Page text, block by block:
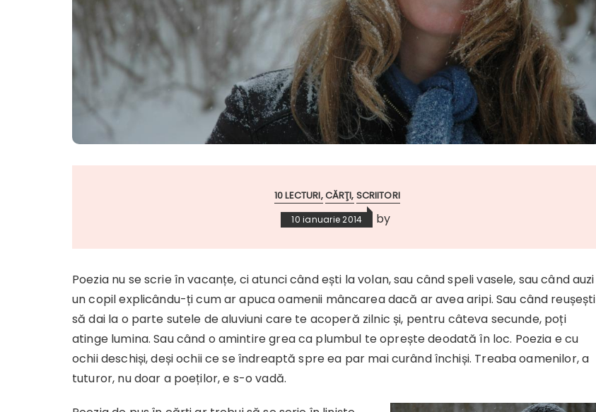
10 LECTURI CĂRŢI SCRIITORI
10 ianuarie 2014 by
Poezia nu se scrie în vacanțe, ci atunci când ești la volan, sau când speli vasele, sau când auzi
un copil explicându-ți cum ar apuca oamenii mâncarea dacă ar avea aripi. Sau când reușești
să dai la o parte sutele de aluviuni care te acoperă zilnic și, pentru câteva secunde, poți
atinge lumina. Sau când o amintire grea ca plumbul te oprește deodată în loc. Poezia e cu
ochii deschiși, deși ochii ce se îndreaptă spre ea par mai curând închiși. Treaba oamenilor, a
tuturor, nu doar a poeților, e s-o vadă.